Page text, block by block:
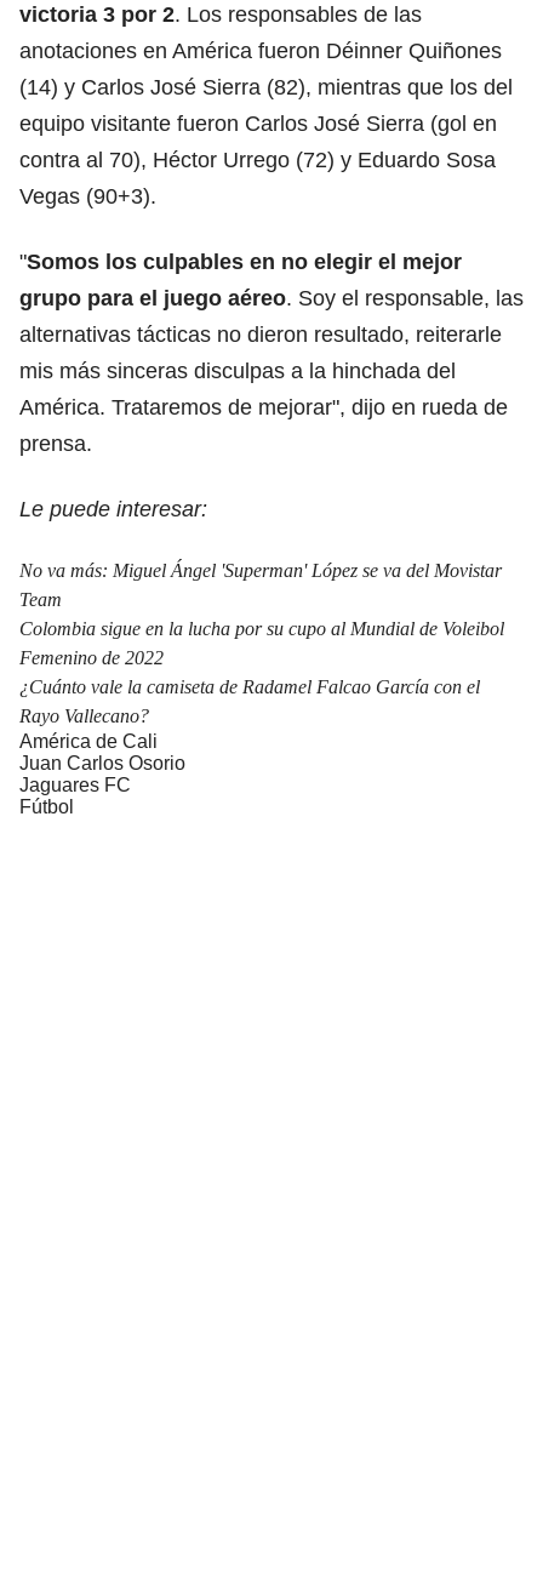
victoria 3 por 2. Los responsables de las
anotaciones en América fueron Déinner Quiñones
(14) y Carlos José Sierra (82), mientras que los del
equipo visitante fueron Carlos José Sierra (gol en
contra al 70), Héctor Urrego (72) y Eduardo Sosa
Vegas (90+3).
"Somos los culpables en no elegir el mejor
grupo para el juego aéreo. Soy el responsable, las
alternativas tácticas no dieron resultado, reiterarle
mis más sinceras disculpas a la hinchada del
América. Trataremos de mejorar", dijo en rueda de
prensa.
Le puede interesar:
No va más: Miguel Ángel 'Superman' López se va del Movistar
Team
Colombia sigue en la lucha por su cupo al Mundial de Voleibol
Femenino de 2022
¿Cuánto vale la camiseta de Radamel Falcao García con el
Rayo Vallecano?
América de Cali
Juan Carlos Osorio
Jaguares FC
Fútbol